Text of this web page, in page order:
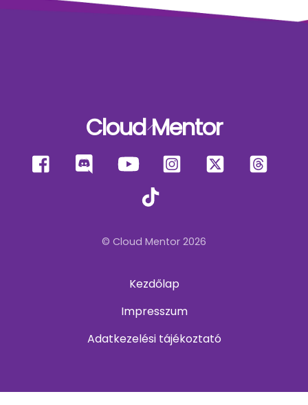
Back
Top
Cloud Mentor
Facebook Discord YouTube Instagram
© Cloud Mentor 2026
Kezdőlap
Impresszum
Adatkezelési tájékoztató